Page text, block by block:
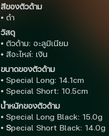
สีของตัวด้าม
• ดำ
วัสดุ
• ตัวด้าม: อะลูมิเนียม
• สีอะไหล่: เงิน
ขนาดของตัวด้าม
• Special Long: 14.1cm
• Special Short: 10.5cm
น้ำหนักของตัวด้าม
• Special Long Black: 15.0g
• Special Short Black: 14.0g